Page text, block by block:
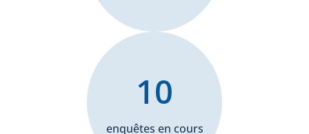
enquêtes en cours
10